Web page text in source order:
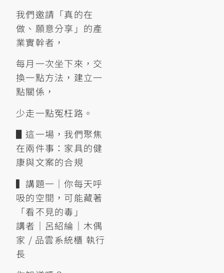
我們邀請「真的在
做、願意分享」的產
業實幹者，
每月一次坐下來，交
換一點方法，建立一
點關係，
少走一點冤枉路。
▋這一場，我們聚焦
在兩件事：家具的健
康與文案的合規
▍講題一｜你每天呼
吸的空間，可能藏著
「看不見的毒」
講者｜呂紹綸｜木偶
家 / 品雲系統櫃 執行
長